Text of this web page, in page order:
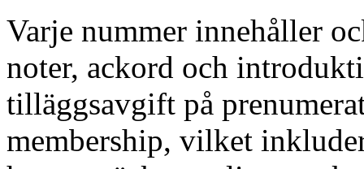
Varje nummer innehåller
noter, ackord och
tilläggsavgift på
membership, vilket